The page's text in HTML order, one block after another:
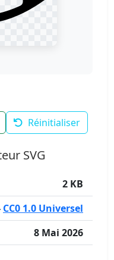
Réinitialiser
SVG
2 KB
CC0 1.0 Universel
8 Mai 2026